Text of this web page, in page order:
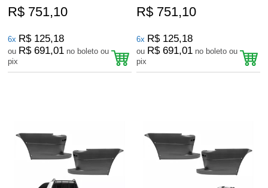
R$ 751,10
6x R$ 125,18
ou R$ 691,01 no boleto ou
pix
R$ 751,10
6x R$ 125,18
ou R$ 691,01 no boleto ou
pix